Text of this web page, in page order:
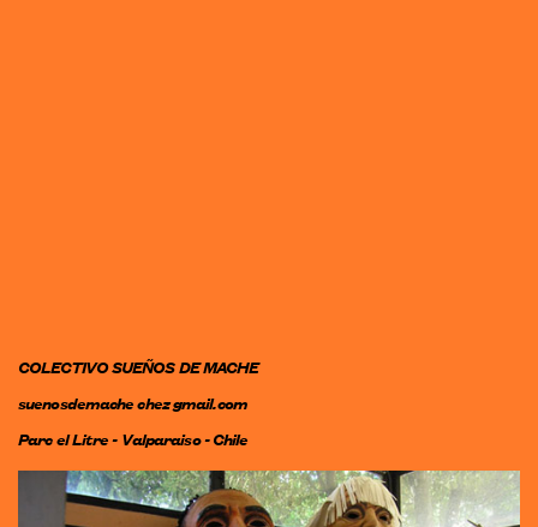
COLECTIVO SUEÑOS DE MACHE
suenosdemachechezgmail.com
Parc el Litre - Valparaiso - Chile